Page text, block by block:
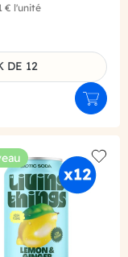
€ l'unité
du produit
DE 12
Add